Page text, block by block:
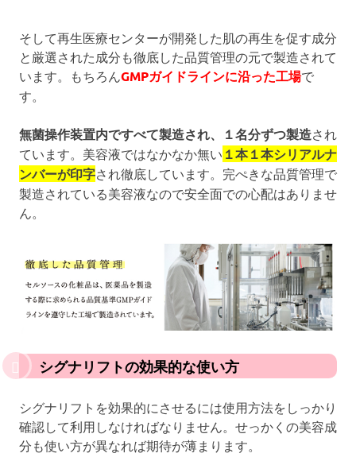
そして再生医療センターが開発した肌の再生を促す成分
と厳選された成分も徹底した品質管理の元で製造されて
います。もちろんGMPガイドラインに沿った工場で
す。
無菌操作装置内ですべて製造され、１名分ずつ製造され
ています。美容液ではなかなか無い １本１本シリアルナ
ンバーが印字され徹底しています。完ぺきな品質管理で
製造されている美容液なので安全面での心配はありませ
ん。
シグナリフトの効果的な使い方
シグナリフトを効果的にさせるには使用方法をしっかり
確認して利用しなければなりません。せっかくの美容成
分も使い方が異なれば期待が薄まります。